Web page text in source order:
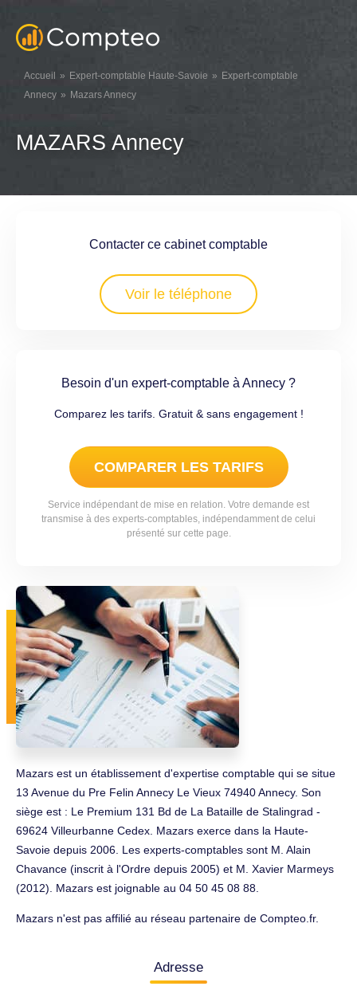
Accueil Expert-comptable Haute-Savoie
Expert-comptable
Annecy
Mazars Annecy
MAZARS Annecy
Contacter ce cabinet comptable
Voir le téléphone
Besoin d'un expert-comptable à Annecy ?
Comparez les tarifs. Gratuit & sans engagement !
COMPARER LES TARIFS
Service indépendant de mise en relation. Votre demande est
transmise à des experts-comptables, indépendamment de celui
présenté sur cette page.
Mazars est un établissement d'expertise comptable qui se situe
13 Avenue du Pre Felin Annecy Le Vieux 74940 Annecy. Son
siège est : Le Premium 131 Bd de La Bataille de Stalingrad -
69624 Villeurbanne Cedex. Mazars exerce dans la Haute-
Savoie depuis 2006. Les experts-comptables sont M. Alain
Chavance (inscrit à l'Ordre depuis 2005) et M. Xavier Marmeys
(2012). Mazars est joignable au 04 50 45 08 88.
Mazars n'est pas affilié au réseau partenaire de Compteo.fr.
Adresse